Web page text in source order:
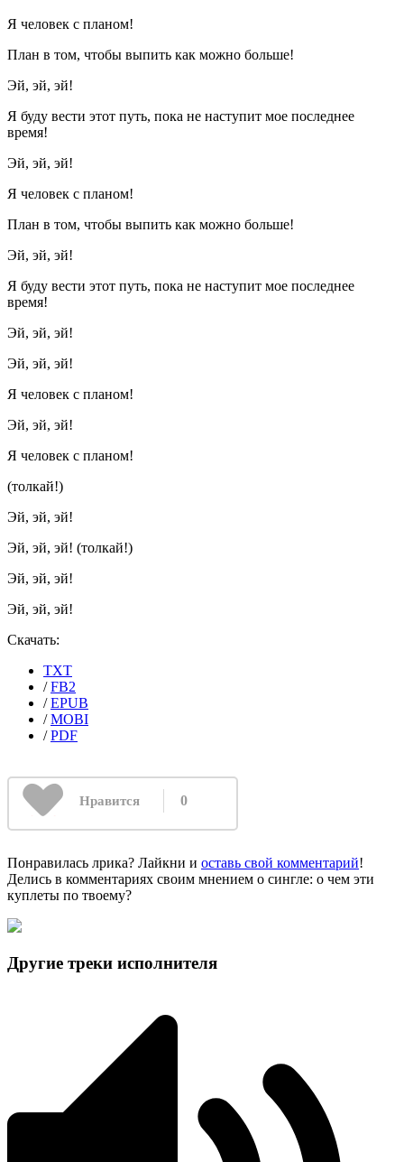
Я человек с планом!
План в том, чтобы выпить как можно больше!
Эй, эй, эй!
Я буду вести этот путь, пока не наступит мое последнее
время!
Эй, эй, эй!
Я человек с планом!
План в том, чтобы выпить как можно больше!
Эй, эй, эй!
Я буду вести этот путь, пока не наступит мое последнее
время!
Эй, эй, эй!
Эй, эй, эй!
Я человек с планом!
Эй, эй, эй!
Я человек с планом!
(толкай!)
Эй, эй, эй!
Эй, эй, эй! (толкай!)
Эй, эй, эй!
Эй, эй, эй!
Скачать:
TXT
/FB2
/EPUB
/MOBI
/PDF
Нравится 0
Понравилась лрика? Лайкни и оставь свой комментарий!
Делись в комментариях своим мнением о сингле: о чем эти
куплеты по твоему?
Другие треки исполнителя